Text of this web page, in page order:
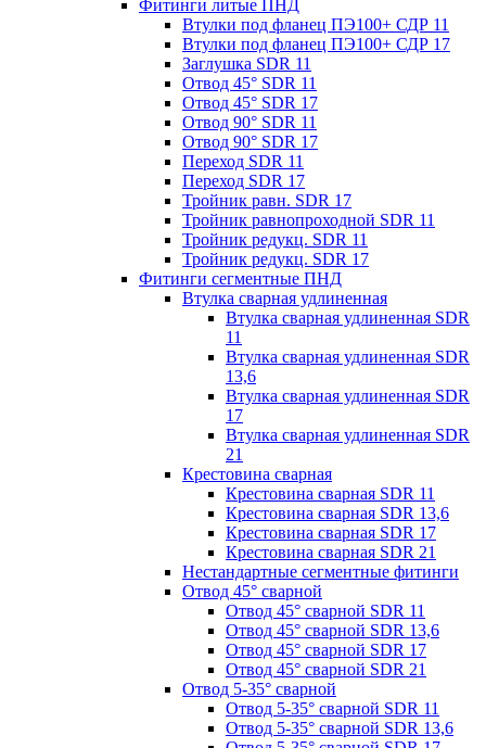
Фитинги литые ПНД
Втулки под фланец ПЭ100+ СДР 11
Втулки под фланец ПЭ100+ СДР 17
Заглушка SDR 11
Отвод 45° SDR 11
Отвод 45° SDR 17
Отвод 90° SDR 11
Отвод 90° SDR 17
Переход SDR 11
Переход SDR 17
Тройник равн. SDR 17
Тройник равнопроходной SDR 11
Тройник редукц. SDR 11
Тройник редукц. SDR 17
Фитинги сегментные ПНД
Втулка сварная удлиненная
Втулка сварная удлиненная SDR
11
Втулка сварная удлиненная SDR
13,6
Втулка сварная удлиненная SDR
17
Втулка сварная удлиненная SDR
21
Крестовина сварная
Крестовина сварная SDR 11
Крестовина сварная SDR 13,6
Крестовина сварная SDR 17
Крестовина сварная SDR 21
Нестандартные сегментные фитинги
Отвод 45° сварной
Отвод 45° сварной SDR 11
Отвод 45° сварной SDR 13,6
Отвод 45° сварной SDR 17
Отвод 45° сварной SDR 21
Отвод 5-35° сварной
Отвод 5-35° сварной SDR 11
Отвод 5-35° сварной SDR 13,6